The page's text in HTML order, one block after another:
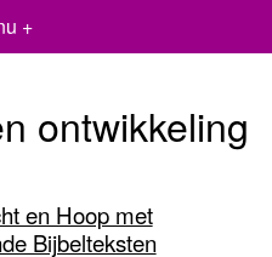
+
ontwikkeling
en Hoop met
Bijbelteksten